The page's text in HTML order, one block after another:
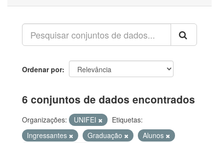
Ordenar por
6 conjuntos de dados encontrados
Organizações: UNIFEI
Etiquetas:
Ingressantes
Graduação
Alunos